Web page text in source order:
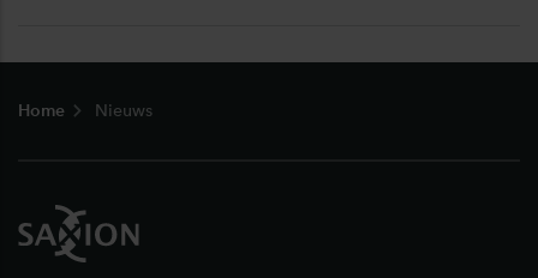
Home Nieuws